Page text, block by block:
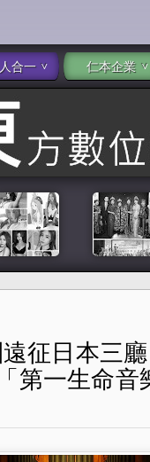
合一 仁本企業
樂中心」，︀「三得利音樂
征日本三
第一生命